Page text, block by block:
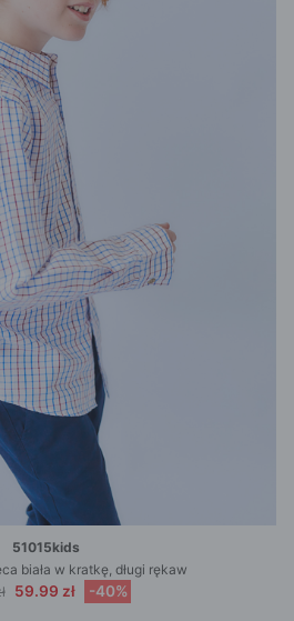
51015kids
biała w kratkę, długi rękaw
59.99 zł -40%